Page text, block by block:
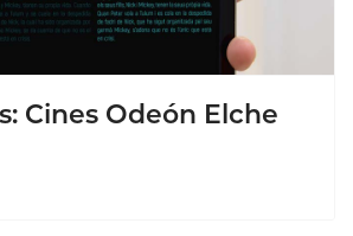
Cines Odeón Elche